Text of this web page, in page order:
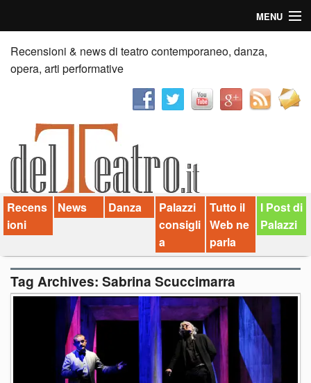
MENU
Home
Recensioni
News
Palazzi consiglia
Video
Chi siamo
Contatti
dT in English
Recensioni & news di teatro contemporaneo, danza,
opera, arti performative
Recens
ioni
News Danza
Palazzi
consigli
a
Tutto il
Web ne
parla
I Post di
Palazzi
Tag Archives: Sabrina Scuccimarra